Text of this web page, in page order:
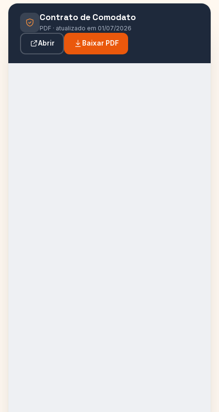
Contrato de Comodato
PDF · atualizado em 01/07/2026
Abrir Baixar PDF